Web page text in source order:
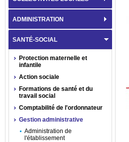
ADMINISTRATION
SANTÉ-SOCIAL
Protection maternelle et
infantile
Action sociale
Formations de santé et du
travail social
Comptabilité de l'ordonnateur
Gestion administrative
Administration de
l'établissement